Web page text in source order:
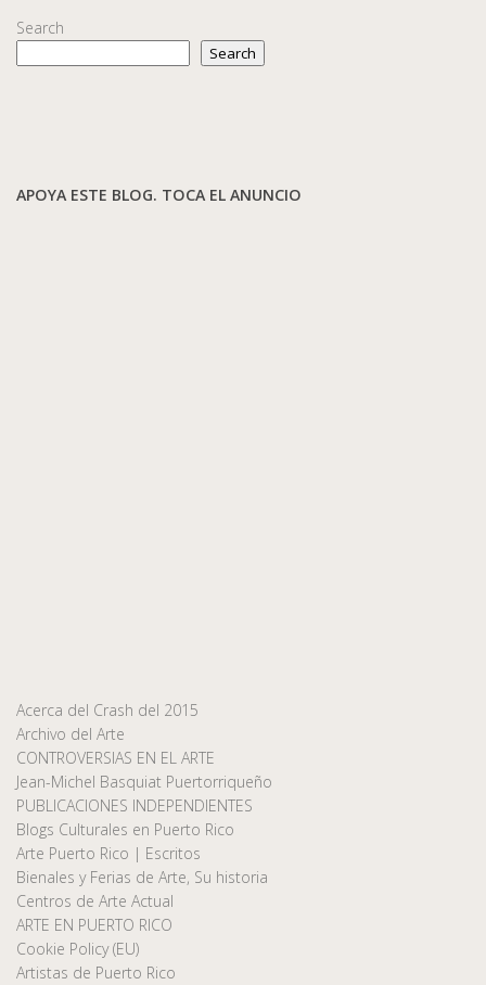
Search
Search
APOYA ESTE BLOG. TOCA EL ANUNCIO
Acerca del Crash del 2015
Archivo del Arte
CONTROVERSIAS EN EL ARTE
Jean-Michel Basquiat Puertorriqueño
PUBLICACIONES INDEPENDIENTES
Blogs Culturales en Puerto Rico
Arte Puerto Rico | Escritos
Bienales y Ferias de Arte, Su historia
Centros de Arte Actual
ARTE EN PUERTO RICO
Cookie Policy (EU)
Artistas de Puerto Rico